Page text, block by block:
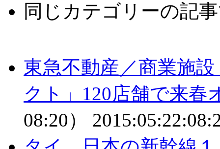
同じカテゴリーの記
東急不動産／商業施
クト」120店舗で来
08:20）